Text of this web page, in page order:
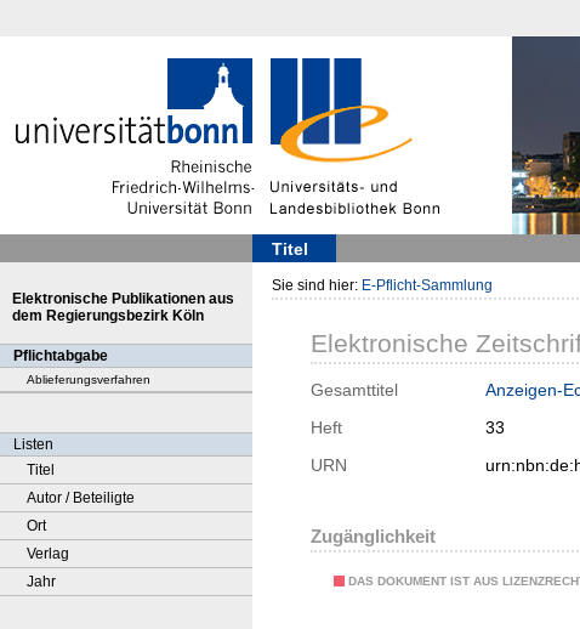
Titel
Elektronische Publikationen aus
dem Regierungsbezirk Köln
Pflichtabgabe
Ablieferungsverfahren
Listen
Titel
Autor / Beteiligte
Ort
Verlag
Jahr
Sie sind hier: E-Pflicht-Sammlung
Elektronische
Gesamttitel
Anzeigen-
Heft
33
URN
Zugänglichkeit
DAS DOKUMENT IST AUS